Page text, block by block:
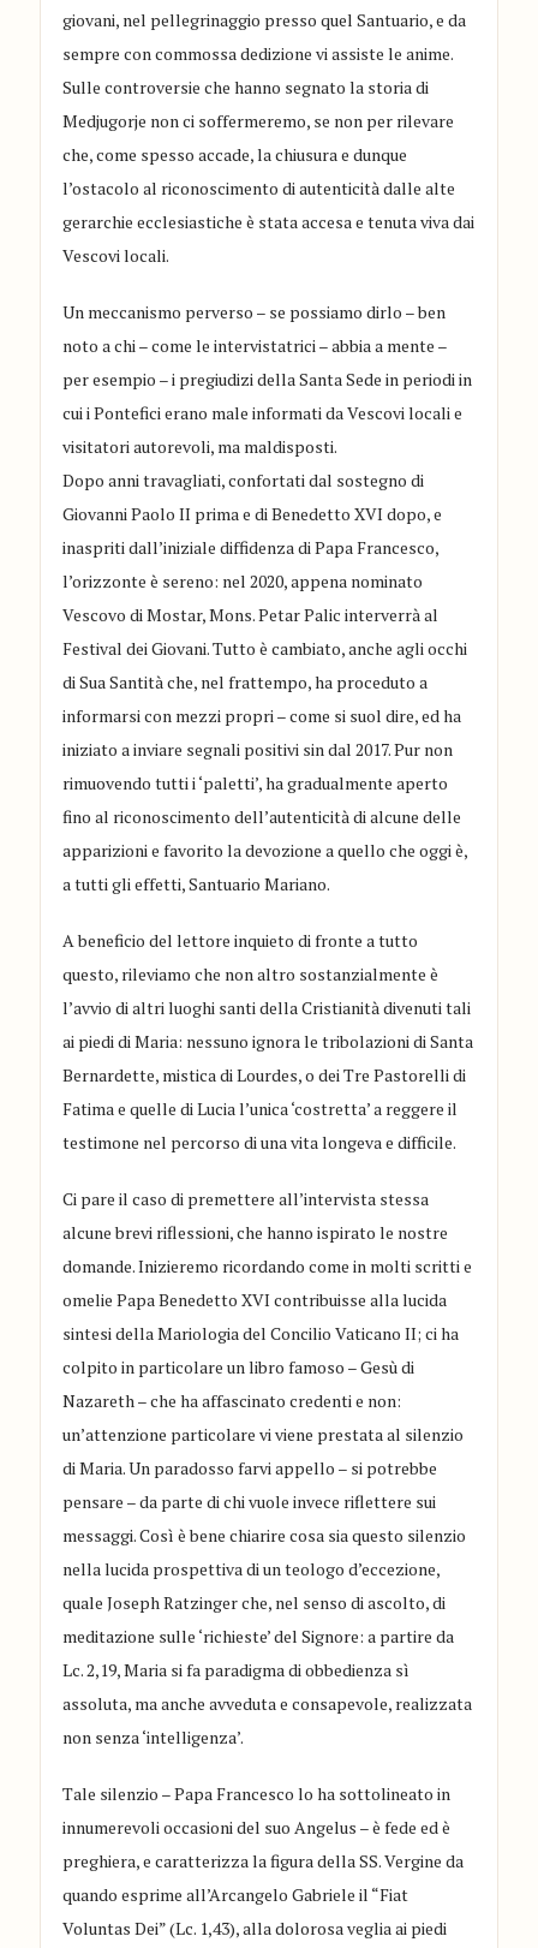
giovani, nel pellegrinaggio presso quel Santuario, e da
sempre con commossa dedizione vi assiste le anime.
Sulle controversie che hanno segnato la storia di
Medjugorje non ci soffermeremo, se non per rilevare
che, come spesso accade, la chiusura e dunque
l’ostacolo al riconoscimento di autenticità dalle alte
gerarchie ecclesiastiche è stata accesa e tenuta viva dai
Vescovi locali.
Un meccanismo perverso – se possiamo dirlo – ben
noto a chi – come le intervistatrici – abbia a mente –
per esempio – i pregiudizi della Santa Sede in periodi in
cui i Pontefici erano male informati da Vescovi locali e
visitatori autorevoli, ma maldisposti.
Dopo anni travagliati, confortati dal sostegno di
Giovanni Paolo II prima e di Benedetto XVI dopo, e
inaspriti dall’iniziale diffidenza di Papa Francesco,
l’orizzonte è sereno: nel 2020, appena nominato
Vescovo di Mostar, Mons. Petar Palic interverrà al
Festival dei Giovani. Tutto è cambiato, anche agli occhi
di Sua Santità che, nel frattempo, ha proceduto a
informarsi con mezzi propri – come si suol dire, ed ha
iniziato a inviare segnali positivi sin dal 2017. Pur non
rimuovendo tutti i ‘paletti’, ha gradualmente aperto
fino al riconoscimento dell’autenticità di alcune delle
apparizioni e favorito la devozione a quello che oggi è,
a tutti gli effetti, Santuario Mariano.
A beneficio del lettore inquieto di fronte a tutto
questo, rileviamo che non altro sostanzialmente è
l’avvio di altri luoghi santi della Cristianità divenuti tali
ai piedi di Maria: nessuno ignora le tribolazioni di Santa
Bernardette, mistica di Lourdes, o dei Tre Pastorelli di
Fatima e quelle di Lucia l’unica ‘costretta’ a reggere il
testimone nel percorso di una vita longeva e difficile.
Ci pare il caso di premettere all’intervista stessa
alcune brevi riflessioni, che hanno ispirato le nostre
domande. Inizieremo ricordando come in molti scritti e
omelie Papa Benedetto XVI contribuisse alla lucida
sintesi della Mariologia del Concilio Vaticano II; ci ha
colpito in particolare un libro famoso – Gesù di
Nazareth – che ha affascinato credenti e non:
un’attenzione particolare vi viene prestata al silenzio
di Maria. Un paradosso farvi appello – si potrebbe
pensare – da parte di chi vuole invece riflettere sui
messaggi. Così è bene chiarire cosa sia questo silenzio
nella lucida prospettiva di un teologo d’eccezione,
quale Joseph Ratzinger che, nel senso di ascolto, di
meditazione sulle ‘richieste’ del Signore: a partire da
Lc. 2,19, Maria si fa paradigma di obbedienza sì
assoluta, ma anche avveduta e consapevole, realizzata
non senza ‘intelligenza’.
Tale silenzio – Papa Francesco lo ha sottolineato in
innumerevoli occasioni del suo Angelus – è fede ed è
preghiera, e caratterizza la figura della SS. Vergine da
quando esprime all’Arcangelo Gabriele il “Fiat
Voluntas Dei” (Lc. 1,43), alla dolorosa veglia ai piedi